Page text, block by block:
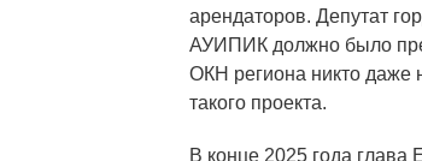
арендаторов. Депутат
АУИПИК должно было
ОКН региона никто даже
такого проекта.
В конце 2025 года глава